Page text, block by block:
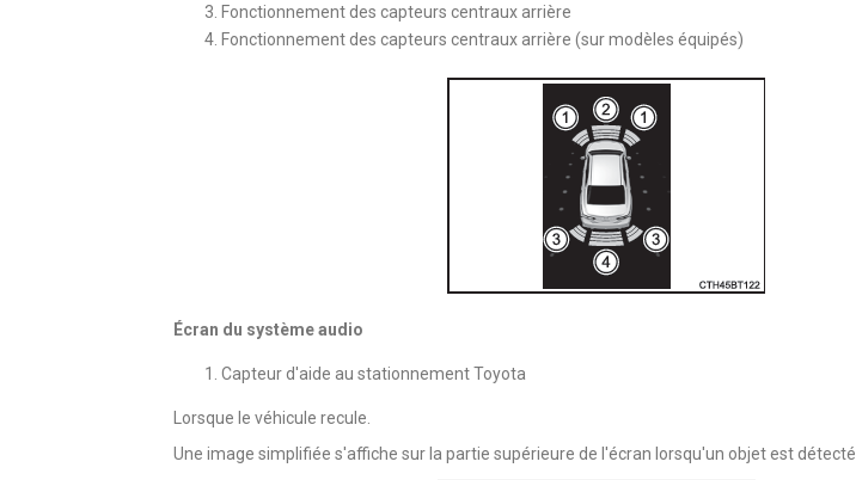
Fonctionnement des capteurs centraux arrière
Fonctionnement des capteurs centraux arrière (sur modèles équipés)
Écran du système audio
Capteur d'aide au stationnement Toyota
Lorsque le véhicule recule.
Une image simplifiée s'affiche sur la partie supérieure de l'écran lorsqu'un objet est détecté.